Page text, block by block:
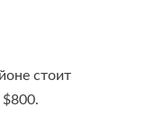
стоит